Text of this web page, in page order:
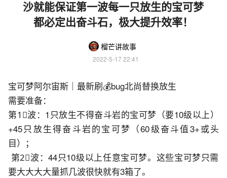
沙就能保证第一波每一只放生的宝可梦
都必定出奋斗石，极大提升效率！
榴芒讲故事
2022-5-17 22:41
宝可梦阿尔宙斯｜最新刷💰bug北尚替换放生
需要准备：
第1⃣️波：1只放生不得奋斗岩的宝可梦（要10级以上）
+45只放生得奋斗岩的宝可梦（60级奋斗值3+或头
目）；
要大大大大量抓几波很快就有3箱了。